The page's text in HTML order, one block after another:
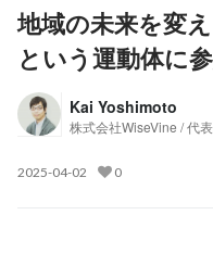
地域の未来を変
という運動体に
Kai Yoshimoto
株式会社WiseVine / 代
2025-04-02 0